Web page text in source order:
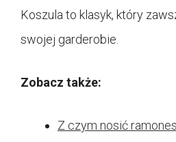
Koszula to klasyk, który
swojej garderobie.
Zobacz także:
Z czym nosić